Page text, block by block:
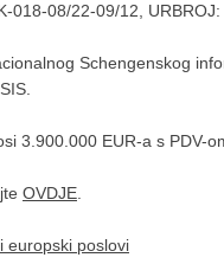
018-08/22-09/12, URBROJ:
Schengenskog
3.900.000 EUR-a s PDV-
OVDJE
europski poslovi